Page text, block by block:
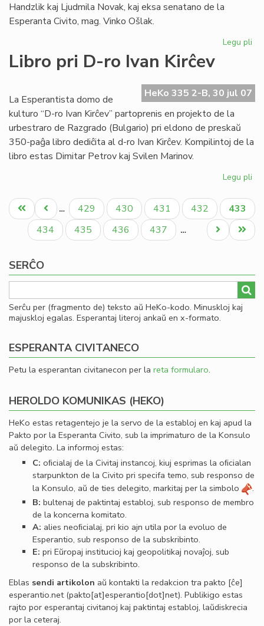
Handzlik kaj Ljudmila Novak, kaj eksa senatano de la
Esperanta Civito, mag. Vinko Ošlak.
Legu pli
la
Libro pri D-ro Ivan Kirĉev
HeKo 335 2-B, 30 jul 07
La Esperantista domo de
kulturo “D-ro Ivan Kirĉev” partoprenis en projekto de la
urbestraro de Razgrado (Bulgario) pri eldono de preskaŭ
350-paĝa libro dediĉita al d-ro Ivan Kirĉev. Kompilintoj de la
libro estas Dimitar Petrov kaj Svilen Marinov.
Legu pli
pri
D-
ro
Pagination
Unua
paĝo
Antaŭa
paĝo
… Paĝo
429 Paĝo
430 Paĝo
431 Paĝo
432
Aktuala
paĝo
433
Paĝo
434 Paĝo
435 Paĝo
436 Paĝo
437 …
Last
page
Next
page
SERĈO
Serĉu per (fragmento de) teksto aŭ HeKo-kodo. Minuskloj kaj
majuskloj egalas. Esperantaj literoj ankaŭ en x-formato.
ESPERANTA CIVITANECO
Petu la esperantan civitanecon per la reta formularo.
HEROLDO KOMUNIKAS (HEKO)
HeKo estas retagentejo je la servo de la establoj en kaj apud la
Pakto por la Esperanta Civito, sub la imprimaturo de la Konsulo
aŭ delegito. La informoj estas:
C: oﬁcialaj de la Civitaj instancoj, kiuj esprimas la oﬁcialan
starpunkton de la Civito pri specifa temo, sub responso de
la Konsulo, aŭ de ties delegito, markitaj per la simbolo
.
B: bultenaj de paktintaj establoj, sub responso de membro
de la koncerna komitato.
A: alies neoﬁcialaj, pri kio ajn utila por la evoluo de
Esperantio, sub responso de la subskribinto.
E: pri Eŭropaj institucioj kaj geopolitikaj novaĵoj, sub
responso de la subskribinto.
Eblas sendi artikolon aŭ kontakti la redakcion tra pakto [ĉe]
esperantio.net(pakto[at]esperantio[dot]net). Publikigo estas
rajto por esperantaj civitanoj kaj paktintaj establoj, laŭdiskrecia
por la ceteraj.